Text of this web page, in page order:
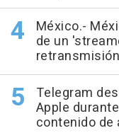
México.-
de un
Telegram
Apple
contenido